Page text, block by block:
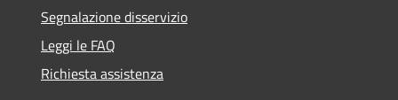
Segnalazione disservizio
Leggi le FAQ
Richiesta assistenza